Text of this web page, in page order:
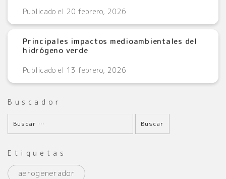
Publicado el 20 febrero, 2026
Principales impactos medioambientales del
hidrógeno verde
Publicado el 13 febrero, 2026
Buscador
Etiquetas
aerogenerador